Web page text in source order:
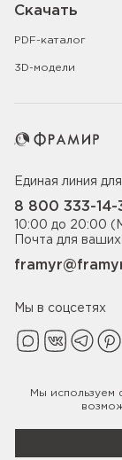
Скачать
PDF-каталог
3D-модели
Единая линия
8 800 333-14-
10:00 до 20:00
Почта для
Мы в соцсетях
Политика
Мы используем